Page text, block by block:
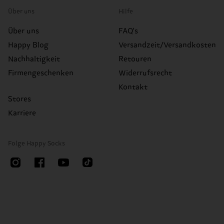
Über uns
Über uns
Happy Blog
Nachhaltigkeit
Firmengeschenken
Stores
Karriere
Hilfe
FAQ's
Versandzeit/Versandkosten
Retouren
Widerrufsrecht
Kontakt
Folge Happy Socks